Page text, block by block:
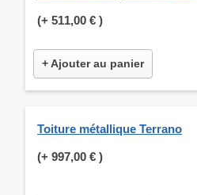
(+ 511,00 € )
+ Ajouter au panier
Toiture métallique Terrano
(+ 997,00 € )